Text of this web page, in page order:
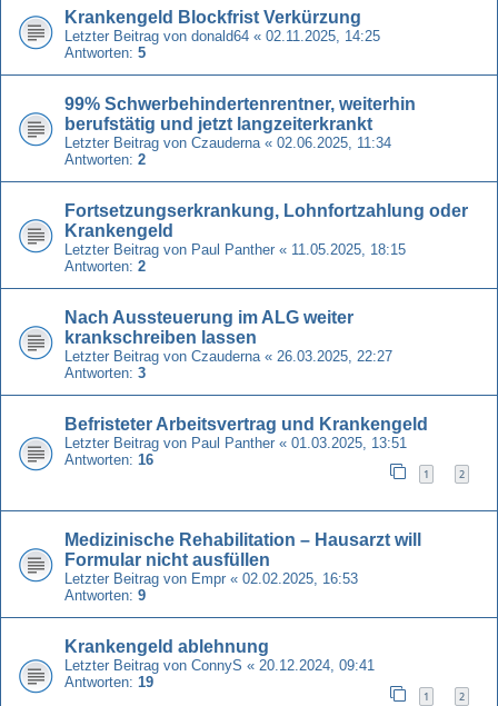
Krankengeld Blockfrist Verkürzung
Letzter Beitrag von donald64 « 02.11.2025, 14:25
Antworten: 5
99% Schwerbehindertenrentner, weiterhin
berufstätig und jetzt langzeiterkrankt
Letzter Beitrag von Czauderna « 02.06.2025, 11:34
Antworten: 2
Fortsetzungserkrankung, Lohnfortzahlung oder
Krankengeld
Letzter Beitrag von Paul Panther « 11.05.2025, 18:15
Antworten: 2
Nach Aussteuerung im ALG weiter
krankschreiben lassen
Letzter Beitrag von Czauderna « 26.03.2025, 22:27
Antworten: 3
Befristeter Arbeitsvertrag und Krankengeld
Letzter Beitrag von Paul Panther « 01.03.2025, 13:51
Antworten: 16
1 2
Medizinische Rehabilitation – Hausarzt will
Formular nicht ausfüllen
Letzter Beitrag von Empr « 02.02.2025, 16:53
Antworten: 9
Krankengeld ablehnung
Letzter Beitrag von ConnyS « 20.12.2024, 09:41
Antworten: 19
1 2